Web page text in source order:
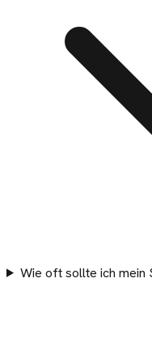
Wie oft sollte ich mein